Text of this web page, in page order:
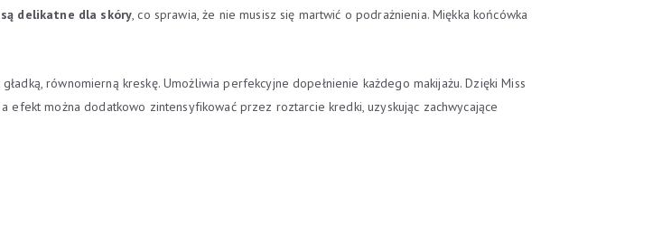
delikatne dla skóry, co sprawia, że nie musisz się martwić o podrażnienia. Miękka końcówka
równomierną kreskę. Umożliwia perfekcyjne dopełnienie każdego makijażu. Dzięki Miss
można dodatkowo zintensyfikować przez roztarcie kredki, uzyskując zachwycające